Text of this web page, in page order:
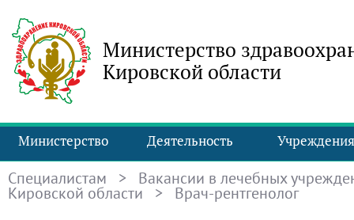
Министерство
Кировской области
Министерство Деятельность Учреждения
Специалистам > Вакансии в лечебных
Кировской области > Врач-рентгенолог